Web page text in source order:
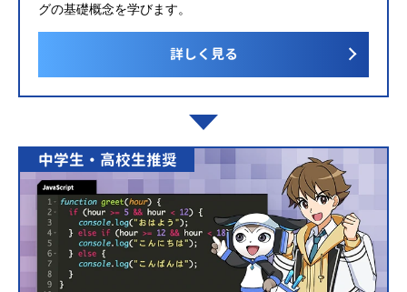
グの基礎概念を学びます。
詳しく見る
中学生・高校生推奨